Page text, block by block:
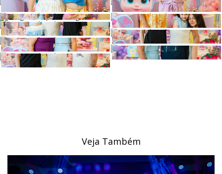
Veja Também